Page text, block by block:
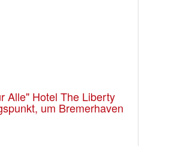
Alle" Hotel The Liberty
um Bremerhaven